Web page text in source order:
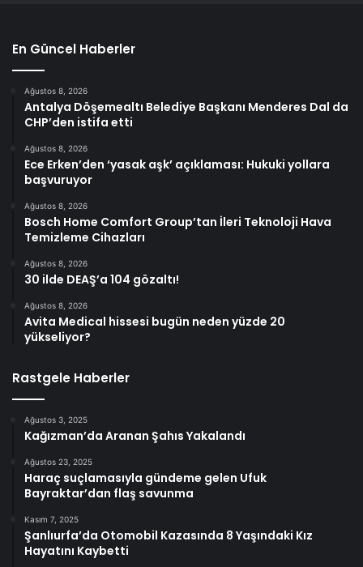
En Güncel Haberler
Ağustos 8, 2026
Antalya Döşemealtı Belediye Başkanı Menderes Dal da
CHP’den istifa etti
Ağustos 8, 2026
Ece Erken’den ‘yasak aşk’ açıklaması: Hukuki yollara
başvuruyor
Ağustos 8, 2026
Bosch Home Comfort Group’tan İleri Teknoloji Hava
Temizleme Cihazları
Ağustos 8, 2026
30 ilde DEAŞ’a 104 gözaltı!
Ağustos 8, 2026
Avita Medical hissesi bugün neden yüzde 20
yükseliyor?
Rastgele Haberler
Ağustos 3, 2025
Kağızman’da Aranan Şahıs Yakalandı
Ağustos 23, 2025
Haraç suçlamasıyla gündeme gelen Ufuk
Bayraktar’dan flaş savunma
Kasım 7, 2025
Şanlıurfa’da Otomobil Kazasında 8 Yaşındaki Kız
Hayatını Kaybetti